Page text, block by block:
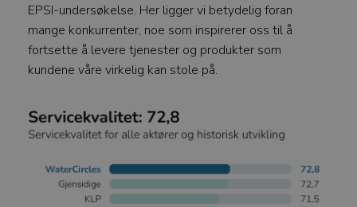
EPSI-undersøkelse. Her ligger vi betydelig foran
mange konkurrenter, noe som inspirerer oss til å
fortsette å levere tjenester og produkter som
kundene våre virkelig kan stole på.